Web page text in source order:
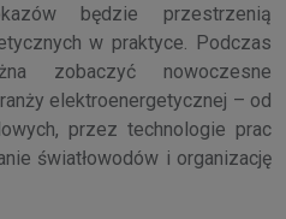
będzie przestrzenią
w praktyce. Podczas
zobaczyć nowoczesne
elektroenergetycznej – od
przez technologie prac
światłowodów i organizację